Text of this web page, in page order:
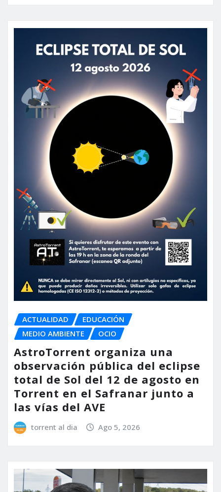
ACTUALIDAD
EDUCACIÓN
MEDIO AMBIENTE
OCIO
AstroTorrent organiza una
observación pública del eclipse
total de Sol del 12 de agosto en
Torrent en el Safranar junto a
las vías del AVE
torrent al dia Ago 5, 2026